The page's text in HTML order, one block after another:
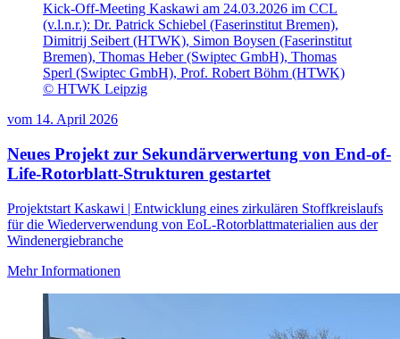
Kick-Off-Meeting Kaskawi am 24.03.2026 im CCL
(v.l.n.r.): Dr. Patrick Schiebel (Faserinstitut Bremen),
Dimitrij Seibert (HTWK), Simon Boysen (Faserinstitut
Bremen), Thomas Heber (Swiptec GmbH), Thomas
Sperl (Swiptec GmbH), Prof. Robert Böhm (HTWK)
© HTWK Leipzig
vom 14. April 2026
Neues Projekt zur Sekundärverwertung von End-of-
Life-Rotorblatt-Strukturen gestartet
Projektstart Kaskawi | Entwicklung eines zirkulären Stoffkreislaufs
für die Wiederverwendung von EoL-Rotorblattmaterialien aus der
Windenergiebranche
Mehr Informationen